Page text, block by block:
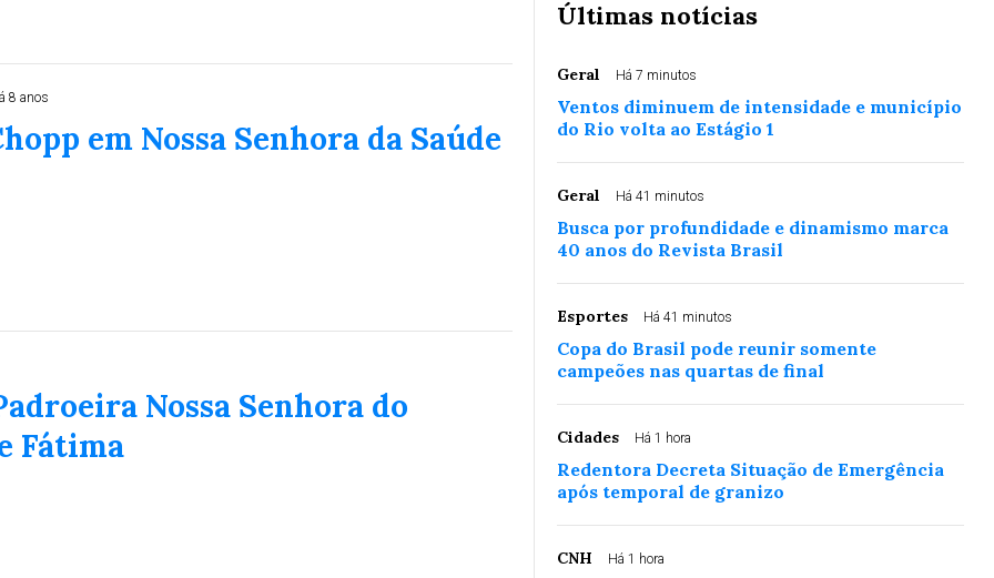
8 anos
em Nossa Senhora da Saúde
Nossa Senhora do
Fátima
Últimas notícias
Geral Há 7 minutos
Ventos diminuem de intensidade e município
do Rio volta ao Estágio 1
Geral Há 41 minutos
Busca por profundidade e dinamismo marca
40 anos do Revista Brasil
Esportes Há 41 minutos
Copa do Brasil pode reunir somente
campeões nas quartas de final
Cidades Há 1 hora
Redentora Decreta Situação de Emergência
após temporal de granizo
CNH Há 1 hora